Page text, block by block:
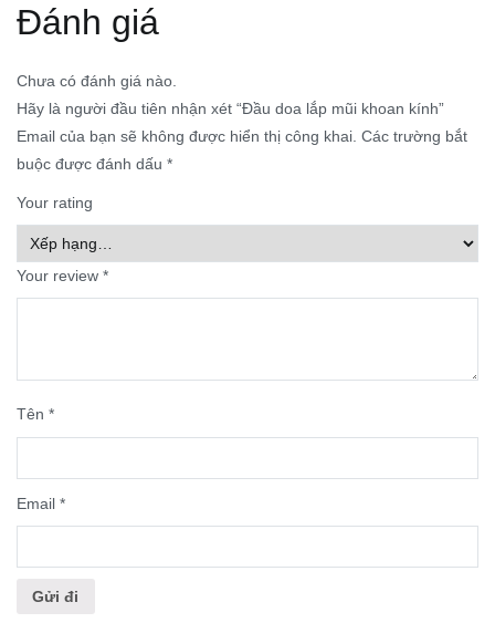
Đánh giá
Chưa có đánh giá nào.
Hãy là người đầu tiên nhận xét “Đầu doa lắp mũi khoan kính”
Email của bạn sẽ không được hiển thị công khai. Các trường bắt
buộc được đánh dấu *
Your rating
Your review *
Tên *
Email *